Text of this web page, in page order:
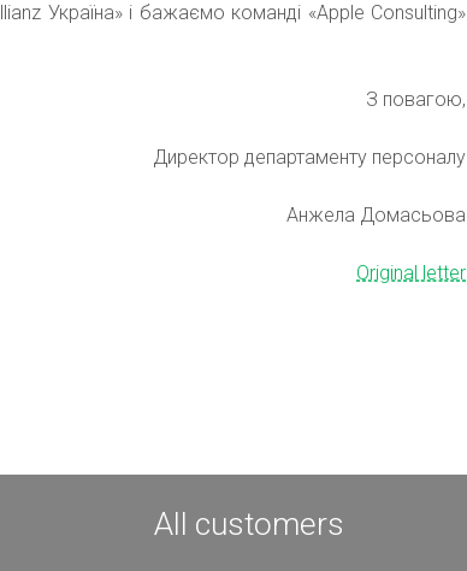
Україна» і бажаємо команді «Apple Consulting»
З повагою,
Директор департаменту персоналу
Анжела Домасьова
Original letter
All customers